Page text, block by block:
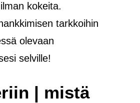
kokeita.
tarkkoihin
olevaan
selville!
| mistä